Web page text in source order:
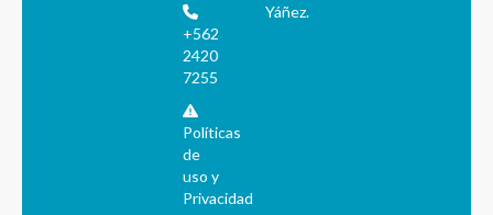
+562
2420
7255
Políticas
de
uso y
Privacidad
Yáñez.